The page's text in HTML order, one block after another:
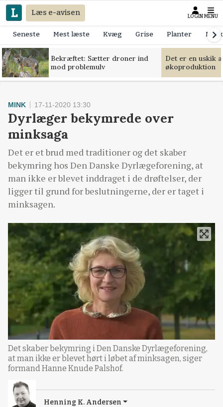
Læs e-avisen LOGIN MENU
Seneste Mest læste Kvæg Grise Planter
Bekræftet: Sætter droner ind
mod problemulv
Det er en uskik
økoproduktion
MINK 17-11-2020 13:30
Dyrlæger bekymrede over
minksaga
Det er et brud med traditioner og det skaber
bekymring hos Den Danske Dyrlægeforening, at
man ikke er blevet inddraget i de drøftelser, der
ligger til grund for beslutningerne, der er taget i
minksagen.
Det skaber bekymring i Den Danske Dyrlægeforening,
at man ikke er blevet hørt i løbet af minksagen, siger
formand Hanne Knude Palshof.
Henning K. Andersen